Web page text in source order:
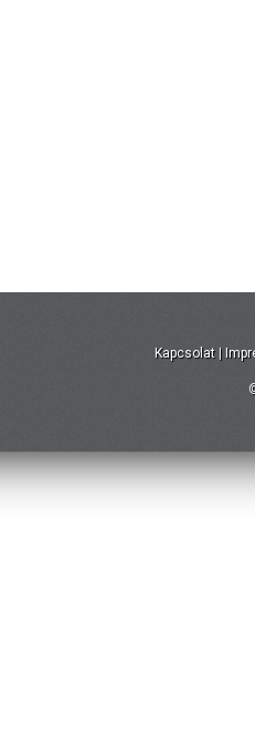
Kapcsolat |